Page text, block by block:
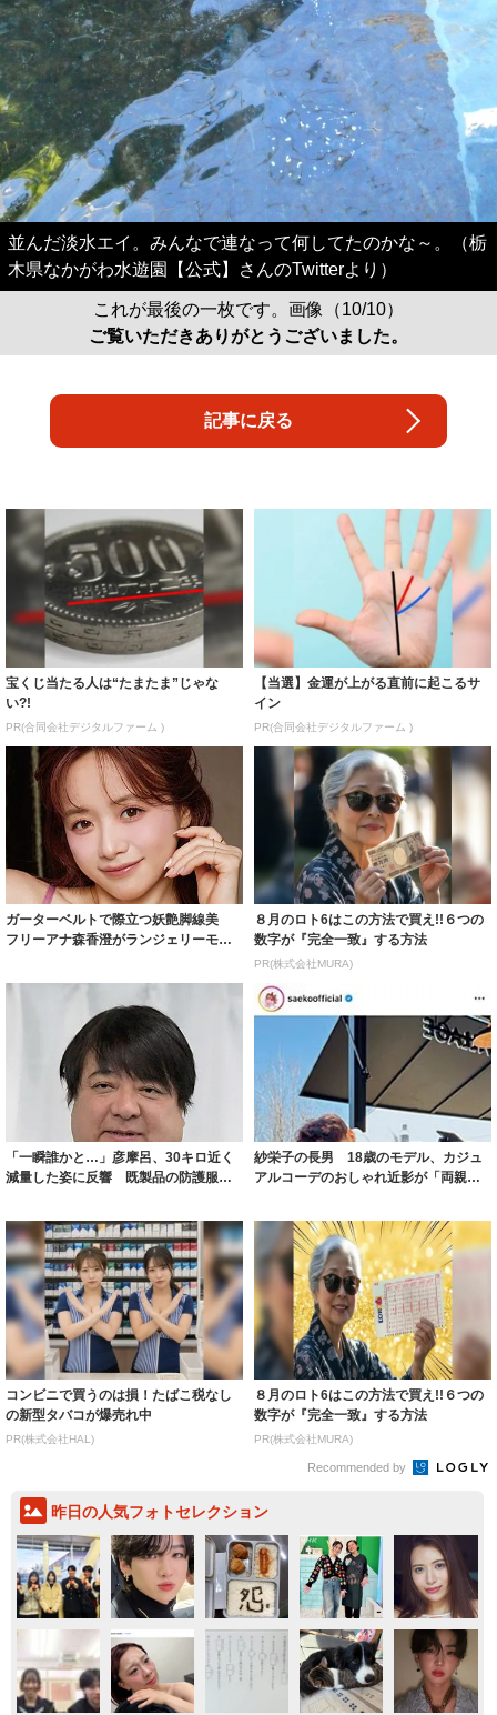
並んだ淡水エイ。みんなで連なって何してたのかな～。（栃
木県なかがわ水遊園【公式】さんのTwitterより）
これが最後の一枚です。画像（10/10）
ご覧いただきありがとうございました。
記事に戻る
宝くじ当たる人は“たまたま”じゃな
い?!
PR(合同会社デジタルファーム )
【当選】金運が上がる直前に起こるサ
イン
PR(合同会社デジタルファーム )
ガーターベルトで際立つ妖艶脚線美
フリーアナ森香澄がランジェリーモデ
８月のロト6はこの方法で買え!!６つの
数字が『完全一致』する方法
PR(株式会社MURA)
「一瞬誰かと…」彦摩呂、30キロ近く
減量した姿に反響 既製品の防護服が
紗栄子の長男 18歳のモデル、カジュ
アルコーデのおしゃれ近影が「両親の
コンビニで買うのは損！たばこ税なし
の新型タバコが爆売れ中
PR(株式会社HAL)
８月のロト6はこの方法で買え!!６つの
数字が『完全一致』する方法
PR(株式会社MURA)
Recommended by
昨日の人気フォトセレクション